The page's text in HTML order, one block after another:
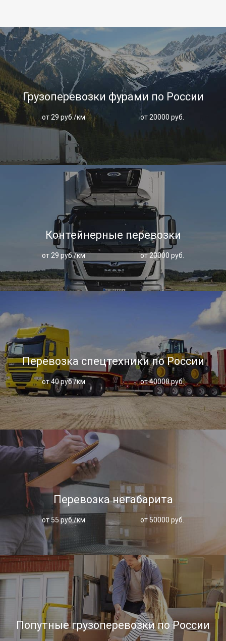
Грузоперевозки фурами по России
от 29 руб./км от 20000 руб.
Контейнерные перевозки
от 29 руб./км от 20000 руб.
Перевозка спецтехники по России
от 40 руб./км от 40000 руб.
Перевозка негабарита
от 55 руб./км от 50000 руб.
Попутные грузоперевозки по России